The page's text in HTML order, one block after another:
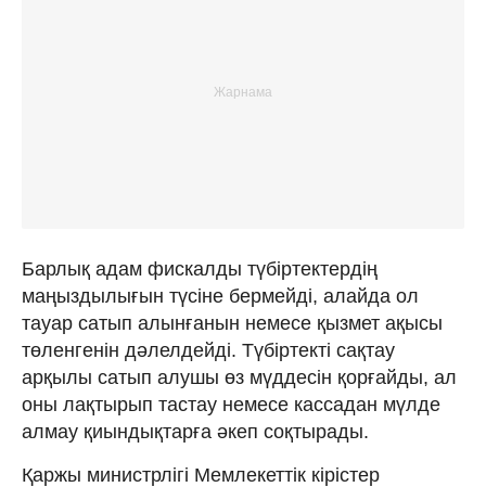
Барлық адам фискалды түбіртектердің
маңыздылығын түсіне бермейді, алайда ол
тауар сатып алынғанын немесе қызмет ақысы
төленгенін дәлелдейді. Түбіртекті сақтау
арқылы сатып алушы өз мүддесін қорғайды, ал
оны лақтырып тастау немесе кассадан мүлде
алмау қиындықтарға әкеп соқтырады.
Қаржы министрлігі Мемлекеттік кірістер